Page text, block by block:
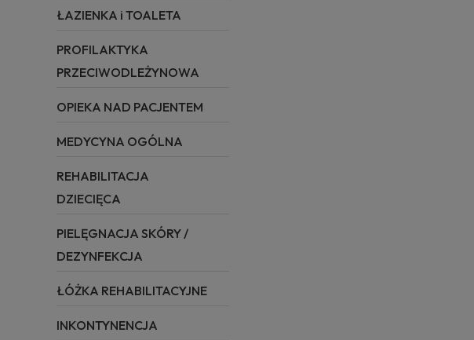
ŁAZIENKA i TOALETA
PROFILAKTYKA
PRZECIWODLEŻYNOWA
OPIEKA NAD PACJENTEM
MEDYCYNA OGÓLNA
REHABILITACJA
DZIECIĘCA
PIELĘGNACJA SKÓRY /
DEZYNFEKCJA
ŁÓŻKA REHABILITACYJNE
INKONTYNENCJA